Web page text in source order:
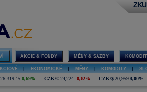
AKCIE & FONDY MĚNY & SAZBY
EKONOMICKÉ MĚNY KOMODITY
26 319,45 0,69% CZK/€ 24,224 -0,02% CZK/$ 20,959 0,00%